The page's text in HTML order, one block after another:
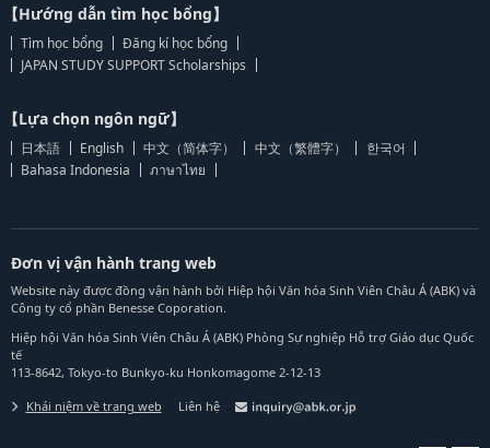
【Hướng dẫn tìm học bổng】
Tìm học bổng
Đăng kí học bổng
JAPAN STUDY SUPPORT Scholarships
【Lựa chọn ngôn ngữ】
日本語 English 中文（简体字） 中文（繁體字）
한국어
Bahasa Indonesia
ภาษาไทย
Đơn vị vận hành trang web
Website này được đồng vận hành bởi Hiệp hội Văn hóa Sinh Viên Châu Á (ABK) và
Công ty cổ phần Benesse Coporation.
Hiệp hội Văn hóa Sinh Viên Châu Á (ABK) Phòng Sự nghiệp Hỗ trợ Giáo dục Quốc
tế
113-8642, Tokyo-to Bunkyo-ku Honkomagome 2-12-13
Khái niệm về trang web Liên hệ